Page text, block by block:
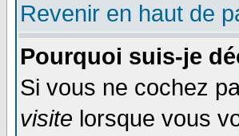
Revenir en haut de
Pourquoi suis-je
Si vous ne cochez
visite lorsque vous